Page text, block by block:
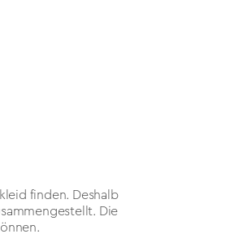
finden. Deshalb
Die